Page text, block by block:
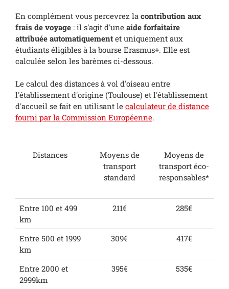
En complément vous percevrez la contribution aux
frais de voyage : il s'agit d'une aide forfaitaire
attribuée automatiquement et uniquement aux
étudiants éligibles à la bourse Erasmus+. Elle est
calculée selon les barèmes ci-dessous.
Le calcul des distances à vol d'oiseau entre
l'établissement d'origine (Toulouse) et l'établissement
d'accueil se fait en utilisant le calculateur de distance
fourni par la Commission Européenne.
Distances
Moyens de
transport
standard
Moyens de
transport éco-
responsables*
Entre 100 et 499
km
211€ 285€
Entre 500 et 1999
km
309€ 417€
Entre 2000 et
2999km
395€ 535€